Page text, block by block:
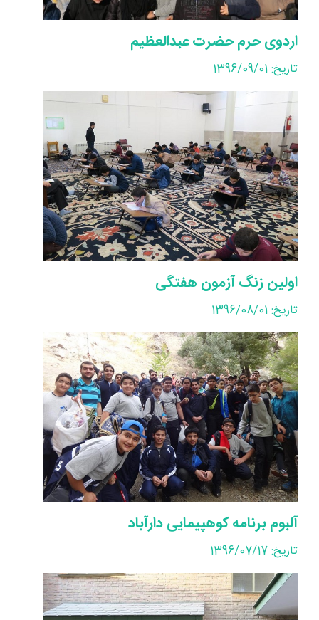
اردوی حرم حضرت عبدالعظیم
تاریخ: 1396/09/01
اولین زنگ آزمون هفتگی
تاریخ: 1396/08/01
آلبوم برنامه کوهپیمایی دارآباد
تاریخ: 1396/07/17